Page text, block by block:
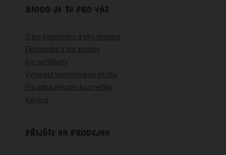
BIOOO JE TU PRO VÁS
O bio kosmetice a eko drogerii
Ekologické a bio značky
Bio certifikáty
Vyhledat kosmetickou složku
Poradna přírodní kosmetiky
Kariéra
PŘIJĎTE NA PRODEJNU